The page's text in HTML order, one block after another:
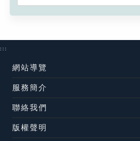
:::
網站導覽
服務簡介
聯絡我們
版權聲明